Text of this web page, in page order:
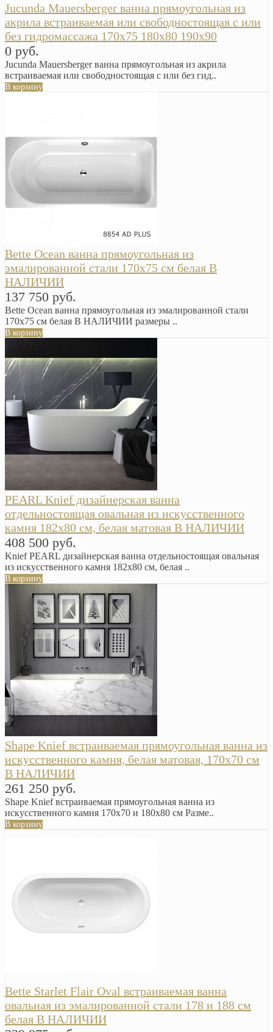
Jucunda Mauersberger ванна прямоугольная из
акрила встраиваемая или свободностоящая с или
без гидромассажа 170х75 180х80 190х90
0 руб.
Jucunda Mauersberger ванна прямоугольная из акрила
встраиваемая или свободностоящая с или без гид..
В корзину
Bette Ocean ванна прямоугольная из
эмалированной стали 170х75 см белая В
НАЛИЧИИ
137 750 руб.
Bette Ocean ванна прямоугольная из эмалированной стали
170х75 см белая В НАЛИЧИИ размеры ..
В корзину
PEARL Knief дизайнерская ванна
отдельностоящая овальная из искусственного
камня 182x80 см, белая матовая В НАЛИЧИИ
408 500 руб.
Knief PEARL дизайнерская ванна отдельностоящая овальная
из искусственного камня 182x80 см, белая ..
В корзину
Shape Knief встраиваемая прямоугольная ванна из
искусственного камня, белая матовая, 170х70 см
В НАЛИЧИИ
261 250 руб.
Shape Knief встраиваемая прямоугольная ванна из
искусственного камня 170х70 и 180х80 см Разме..
В корзину
Bette Starlet Flair Oval встраиваемая ванна
овальная из эмалированной стали 178 и 188 см
белая В НАЛИЧИИ